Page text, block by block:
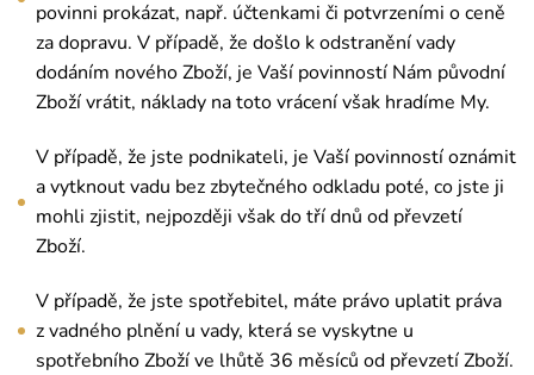
povinni prokázat, např. účtenkami či potvrzeními o ceně
za dopravu. V případě, že došlo k odstranění vady
dodáním nového Zboží, je Vaší povinností Nám původní
Zboží vrátit, náklady na toto vrácení však hradíme My.
V případě, že jste podnikateli, je Vaší povinností oznámit
a vytknout vadu bez zbytečného odkladu poté, co jste ji
mohli zjistit, nejpozději však do tří dnů od převzetí
Zboží.
V případě, že jste spotřebitel, máte právo uplatit práva
z vadného plnění u vady, která se vyskytne u
spotřebního Zboží ve lhůtě 36 měsíců od převzetí Zboží.